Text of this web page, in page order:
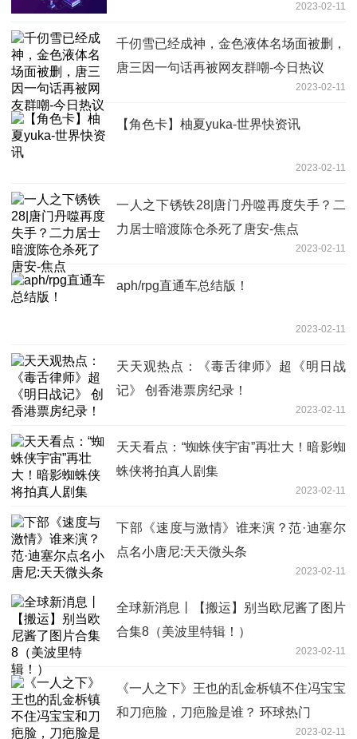
2023-02-11
千仞雪已经成神，金色液体名场面被删，
唐三因一句话再被网友群嘲-今日热议
2023-02-11
【角色卡】柚夏yuka-世界快资讯
2023-02-11
一人之下锈铁28|唐门丹噬再度失手？二
力居士暗渡陈仓杀死了唐安-焦点
2023-02-11
aph/rpg直通车总结版！
2023-02-11
天天观热点：《毒舌律师》超《明日战
记》 创香港票房纪录！
2023-02-11
天天看点：“蜘蛛侠宇宙”再壮大！暗影蜘
蛛侠将拍真人剧集
2023-02-11
下部《速度与激情》谁来演？范·迪塞尔
点名小唐尼:天天微头条
2023-02-11
全球新消息丨【搬运】别当欧尼酱了图片
合集8（美波里特辑！）
2023-02-11
《一人之下》王也的乱金柝镇不住冯宝宝
和刀疤脸，刀疤脸是谁？ 环球热门
2023-02-11